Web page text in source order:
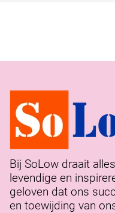
Bij SoLow draait
levendige en
geloven dat ons
en toewijding van